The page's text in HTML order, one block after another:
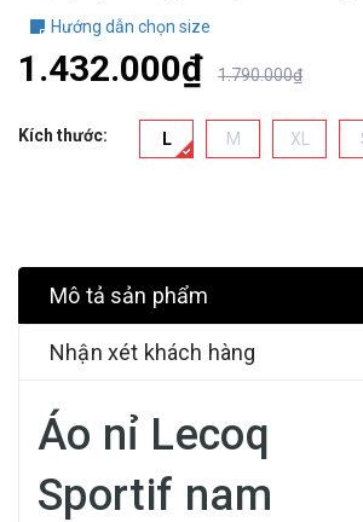
Hướng dẫn chọn size
1.432.000₫ 1.790.000₫
Kích thước: L M XL
Mô tả sản phẩm
Nhận xét khách hàng
Áo nỉ Lecoq
Sportif nam